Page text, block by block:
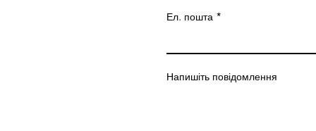
Ел. пошта
Напишіть повідомлення